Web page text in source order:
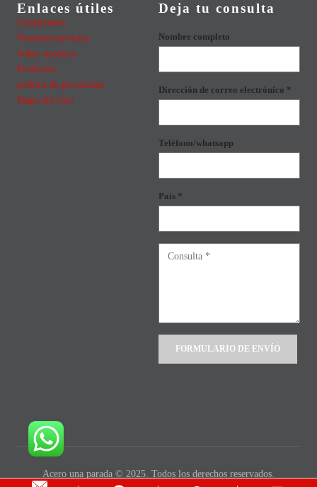
Enlaces útiles
Contáctenos
Nuestros servicios
Sobre nosotros
Productos
política de privacidad
Mapa del sitio
Deja tu consulta
Nombre completo
Dirección de correo electrónico *
Teléfono/whatsapp
País *
Acero una parada © 2025. Todos los derechos reservados.